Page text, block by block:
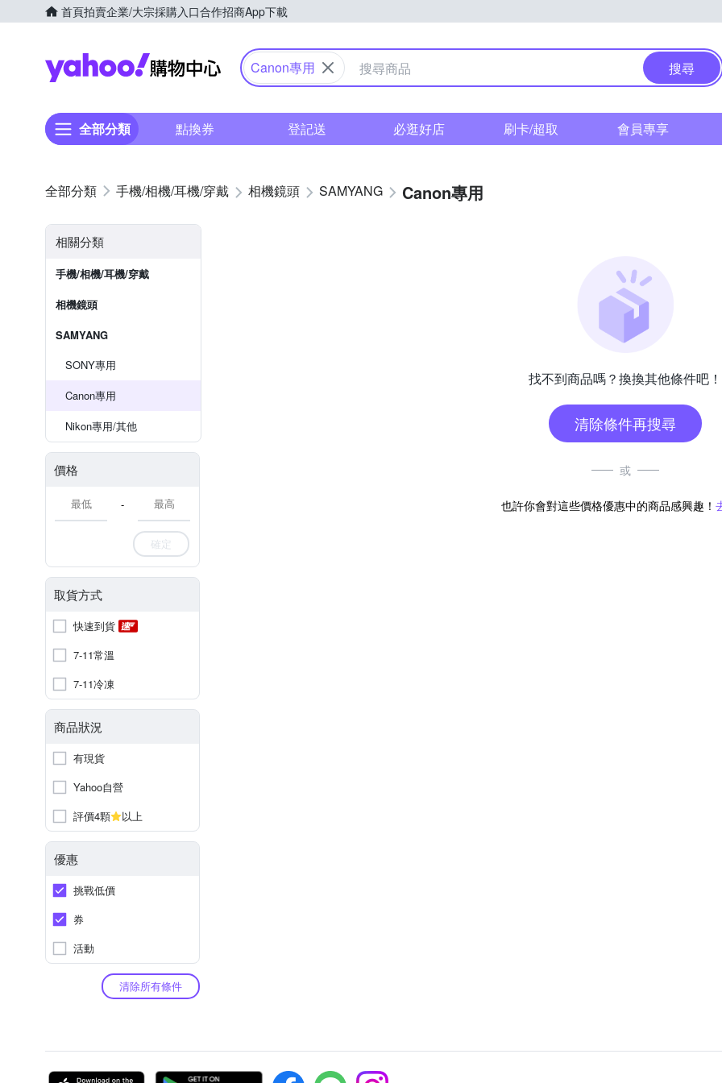
首頁拍賣企業/大宗採購入口合作招商App下載
Yahoo購物中心
Canon專用 搜尋
全部分類 點換券 登記送 必逛好店 刷卡/超取 會員專享
手機/相機/耳機/穿戴 相機鏡頭 SAMYANG Canon專用
相關分類
手機/相機/耳機/穿戴
相機鏡頭
SAMYANG
SONY專用
Canon專用
Nikon專用/其他
價格
-
確定
取貨方式
快速到貨
7-11常溫
7-11冷凍
商品狀況
有現貨
Yahoo自營
評價4顆
以上
優惠
挑戰低價
券
活動
清除所有條件
找不到商品嗎？換換其他條件吧！
清除條件再搜尋
或
也許你會對這些價格優惠中的商品感興趣！